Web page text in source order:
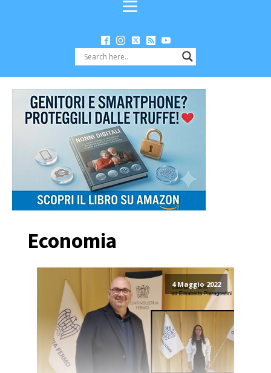
Economia
4 Maggio 2022